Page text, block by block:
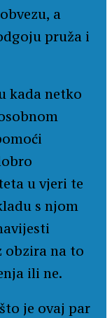
a
pruža i
kada netko
u vjeri te
s njom
obzira na to
ili ne.
je ovaj par